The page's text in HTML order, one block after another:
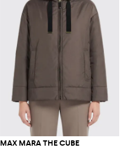
MAX MARA THE CUBE